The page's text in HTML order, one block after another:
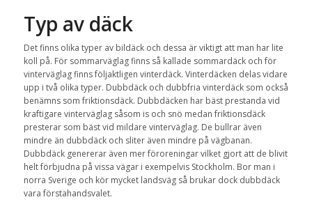
Typ av däck
Det finns olika typer av bildäck och dessa är viktigt att man har lite
koll på. För sommarväglag finns så kallade sommardäck och för
vinterväglag finns följaktligen vinterdäck. Vinterdäcken delas vidare
upp i två olika typer. Dubbdäck och dubbfria vinterdäck som också
benämns som friktionsdäck. Dubbdäcken har bäst prestanda vid
kraftigare vinterväglag såsom is och snö medan friktionsdäck
presterar som bäst vid mildare vinterväglag. De bullrar även
mindre än dubbdäck och sliter även mindre på vägbanan.
Dubbdäck genererar även mer föroreningar vilket gjort att de blivit
helt förbjudna på vissa vägar i exempelvis Stockholm. Bor man i
norra Sverige och kör mycket landsväg så brukar dock dubbdäck
vara förstahandsvalet.